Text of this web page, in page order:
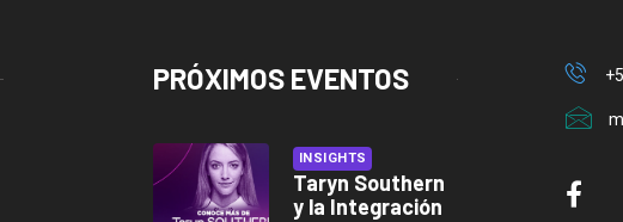
PRÓXIMOS EVENTOS
INSIGHTS
Taryn Southern
y la Integración